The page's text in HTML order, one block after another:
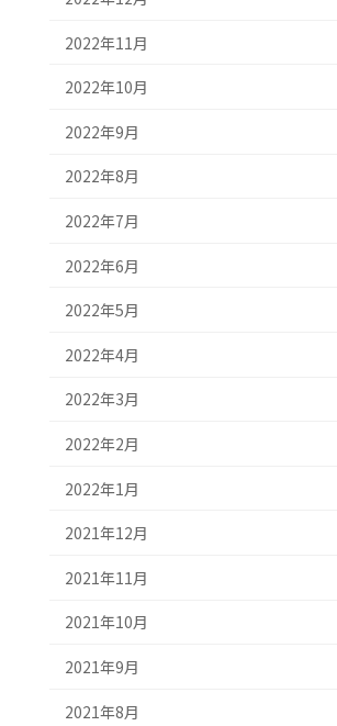
2022年11月
2022年10月
2022年9月
2022年8月
2022年7月
2022年6月
2022年5月
2022年4月
2022年3月
2022年2月
2022年1月
2021年12月
2021年11月
2021年10月
2021年9月
2021年8月